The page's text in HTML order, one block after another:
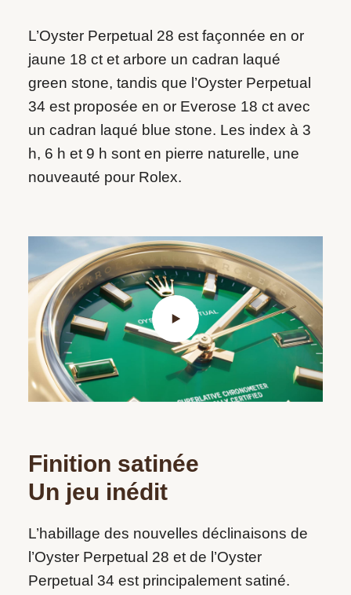
L’Oyster Perpetual 28 est façonnée en or
jaune 18 ct et arbore un cadran laqué
green stone, tandis que l’Oyster Perpetual
34 est proposée en or Everose 18 ct avec
un cadran laqué blue stone. Les index à 3
h, 6 h et 9 h sont en pierre naturelle, une
nouveauté pour Rolex.
Finition satinée
Un jeu inédit
L’habillage des nouvelles déclinaisons de
l’Oyster Perpetual 28 et de l’Oyster
Perpetual 34 est principalement satiné.